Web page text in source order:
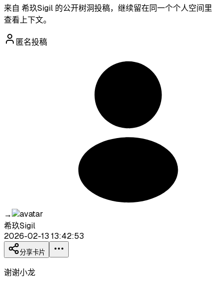
来自 希玖Sigil 的公开树洞投稿，继续留在同一个个人空间里
查看上下文。
匿名投稿
→
希玖Sigil
2026-02-13 13:42:53
分享卡片
谢谢小龙